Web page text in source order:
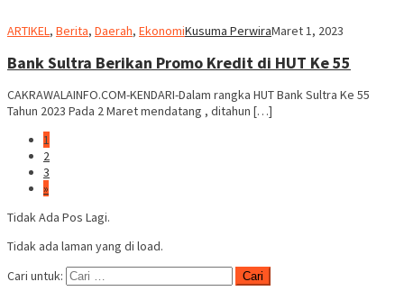
ARTIKEL, Berita, Daerah, EkonomiKusuma PerwiraMaret 1, 2023
Bank Sultra Berikan Promo Kredit di HUT Ke 55
CAKRAWALAINFO.COM-KENDARI-Dalam rangka HUT Bank Sultra Ke 55
Tahun 2023 Pada 2 Maret mendatang , ditahun […]
1
2
3
»
Tidak Ada Pos Lagi.
Tidak ada laman yang di load.
Cari untuk: